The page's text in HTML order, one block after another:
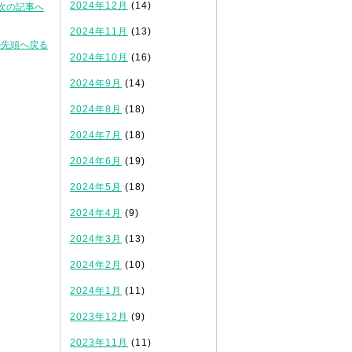
の記事へ
頭へ戻る
2024年12月 (14)
2024年11月 (13)
2024年10月 (16)
2024年9月 (14)
2024年8月 (18)
2024年7月 (18)
2024年6月 (19)
2024年5月 (18)
2024年4月 (9)
2024年3月 (13)
2024年2月 (10)
2024年1月 (11)
2023年12月 (9)
2023年11月 (11)